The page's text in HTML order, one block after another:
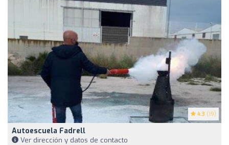
4.3 (19)
Autoescuela Fadrell
Ver dirección y datos de contacto